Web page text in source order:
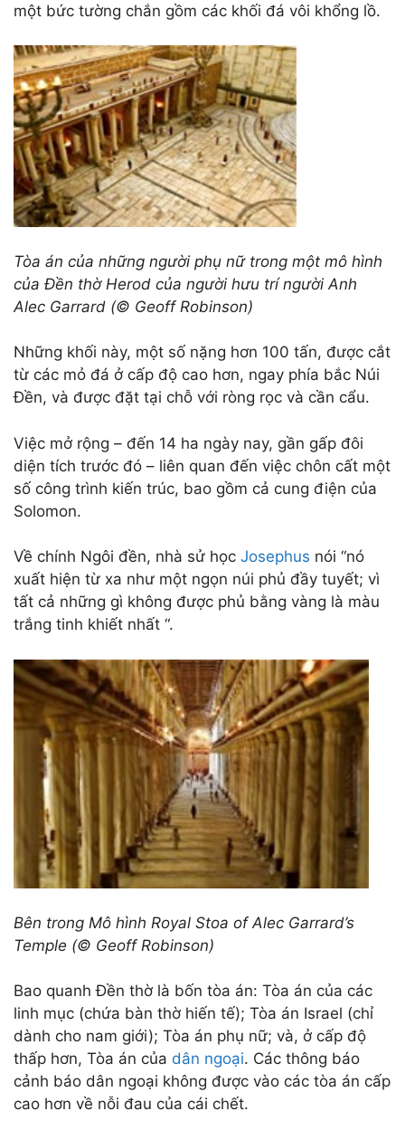
một bức tường chắn gồm các khối đá vôi khổng lồ.
Tòa án của những người phụ nữ trong một mô hình
của Đền thờ Herod của người hưu trí người Anh
Alec Garrard (© Geoff Robinson)
Những khối này, một số nặng hơn 100 tấn, được cắt
từ các mỏ đá ở cấp độ cao hơn, ngay phía bắc Núi
Đền, và được đặt tại chỗ với ròng rọc và cần cẩu.
Việc mở rộng – đến 14 ha ngày nay, gần gấp đôi
diện tích trước đó – liên quan đến việc chôn cất một
số công trình kiến trúc, bao gồm cả cung điện của
Solomon.
Về chính Ngôi đền, nhà sử học Josephus nói “nó
xuất hiện từ xa như một ngọn núi phủ đầy tuyết; vì
tất cả những gì không được phủ bằng vàng là màu
trắng tinh khiết nhất “.
Bên trong Mô hình Royal Stoa of Alec Garrard’s
Temple (© Geoff Robinson)
Bao quanh Đền thờ là bốn tòa án: Tòa án của các
linh mục (chứa bàn thờ hiến tế); Tòa án Israel (chỉ
dành cho nam giới); Tòa án phụ nữ; và, ở cấp độ
thấp hơn, Tòa án của dân ngoại. Các thông báo
cảnh báo dân ngoại không được vào các tòa án cấp
cao hơn về nỗi đau của cái chết.